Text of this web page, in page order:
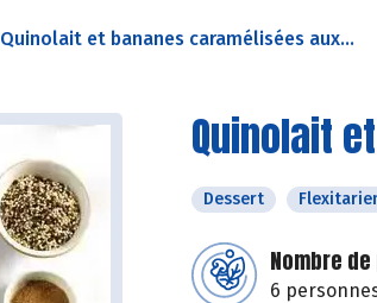
Quinolait et bananes caramélisées aux...
Quinolait
Dessert
Nombre
6